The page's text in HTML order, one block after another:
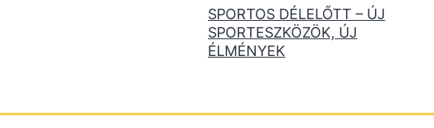
SPORTOS DÉLELŐTT – ÚJ
SPORTESZKÖZÖK, ÚJ
ÉLMÉNYEK